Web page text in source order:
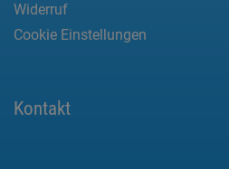
Widerruf
Cookie Einstellungen
Kontakt